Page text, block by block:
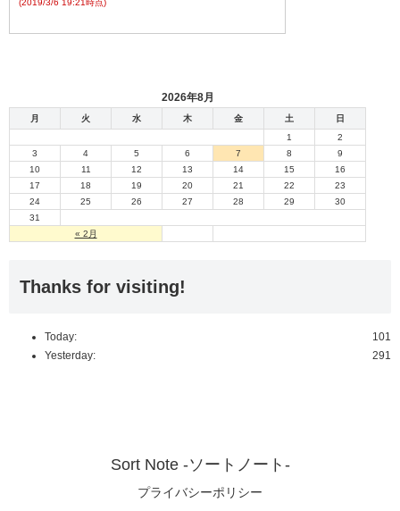
(2019/3/6 19:21時点)
2026年8月
月 火 水 木 金 土 日
« 2月
1
2
3
4 5 6 7 8
9
10
11 12 13 14 15
16
17
18 19 20 21 22
23
24
25 26 27 28 29
30
31
Thanks for visiting!
101
Today:
291
Yesterday:
Sort Note -ソートノート-
プライバシーポリシー